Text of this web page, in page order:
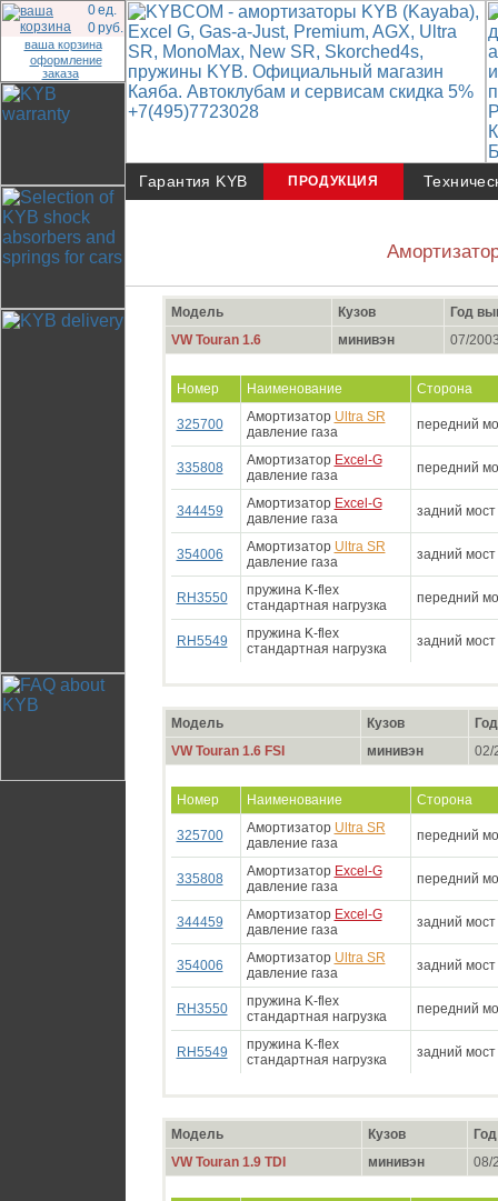
0ед.
0руб.
ваша корзина
оформление
заказа
Гарантия KYB ПРОДУКЦИЯ
Модель Кузов
Год
VW Touran 1.6
минивэн 07/
Номер Наименование Сторона
325700 Амортизатор Ultra SR
давление газа
передний
335808 Амортизатор Excel-G
давление газа
передний
344459 Амортизатор Excel-G
давление газа
задний мост
354006 Амортизатор Ultra SR
давление газа
задний мост
RH3550
пружина K-flex
стандартная нагрузка
передний
RH5549
пружина K-flex
стандартная нагрузка
задний мост
Модель Кузов
VW Touran 1.6 FSI
минивэн 02/
Номер Наименование Сторона
325700 Амортизатор Ultra SR
давление газа
передний
335808 Амортизатор Excel-G
давление газа
передний
344459 Амортизатор Excel-G
давление газа
задний мост
354006 Амортизатор Ultra SR
давление газа
задний мост
RH3550
пружина K-flex
стандартная нагрузка
передний
RH5549
пружина K-flex
стандартная нагрузка
задний мост
Модель Кузов
VW Touran 1.9 TDI
минивэн 08/